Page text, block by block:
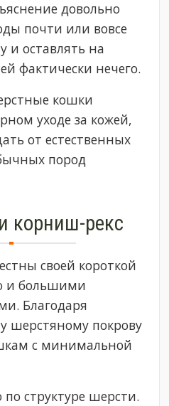
довольно
почти или вовсе
и оставлять на
фактически нечего.
кошки
уходе за кожей,
от естественных
пород
корниш-рекс
своей короткой
и большими
Благодаря
шерстяному покрову
с минимальной
структуре шерсти.